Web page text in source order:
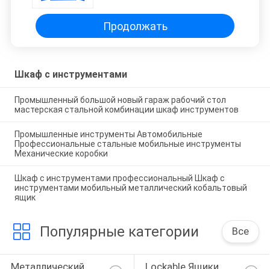
ящик
Продолжать
Шкаф с инструментами
Промышленный большой новый гараж рабочий стол
мастерская стальной комбинации шкаф инструментов
Промышленные инструменты Автомобильные
Профессиональные стальные мобильные инструменты
Механические коробки
Шкаф с инструментами профессиональный Шкаф с
инструментами мобильный металлический кобальтовый
ящик
Популярные категории Все